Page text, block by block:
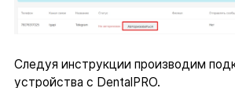
Следуя инструкции производим
устройства с DentalPRO.